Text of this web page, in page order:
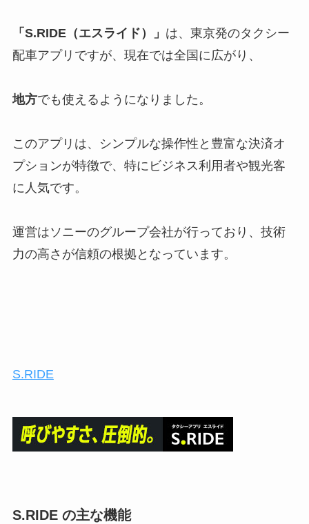
「S.RIDE（エスライド）」 は、東京発のタクシー
配車アプリですが、現在では全国に広がり、
地方でも使えるようになりました。
このアプリは、シンプルな操作性と豊富な決済オ
プションが特徴で、特にビジネス利用者や観光客
に人気です。
運営はソニーのグループ会社が行っており、技術
力の高さが信頼の根拠となっています。
S.RIDE
S.RIDE の主な機能